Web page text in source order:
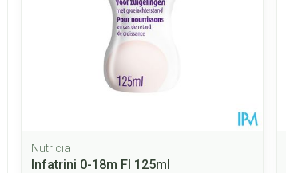
Nutricia
Infatrini 0-18m Fl 125ml